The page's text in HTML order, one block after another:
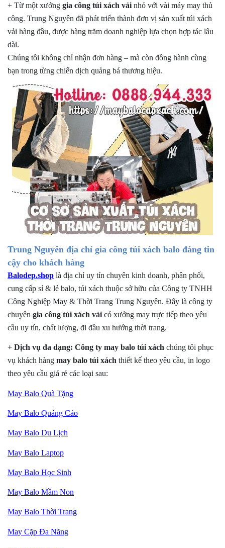
+ Từ một xưởng gia công túi xách vải nhỏ với vài máy may thủ
công. Trung Nguyên đã phát triển thành đơn vị sản xuất túi xách
vải hàng đầu, được hàng trăm doanh nghiệp lựa chọn hợp tác lâu
dài.
Chúng tôi không chỉ nhận đơn hàng – mà còn đồng hành cùng
bạn trong từng chiến dịch quảng bá thương hiệu.
Trung Nguyên địa chỉ gia công túi xách balo đáng tin
cậy cho khách hàng
Balodep.shop là địa chỉ uy tín chuyên kinh doanh, phân phối,
cung cấp sỉ & lẻ balo, túi xách thuộc sở hữu của Công ty TNHH
Công Nghiệp May & Thời Trang Trung Nguyên. Đây là công ty
chuyên gia công túi xách vải có xưởng may trực tiếp theo yêu
cầu uy tín, chất lượng, đi đầu xu hướng thời trang.
+ Dịch vụ đa dạng: Công ty may balo túi xách chúng tôi phục
vụ khách hàng may balo túi xách thiết kế theo yêu cầu, in logo
theo yêu cầu giá rẻ các loại sau:
May Balo Quà Tặng
May Balo Quảng Cáo
May Balo Du Lịch
May Balo Laptop
May Balo Học Sinh
May Balo Mầm Non
May Balo Thời Trang
May Cặp Đa Năng